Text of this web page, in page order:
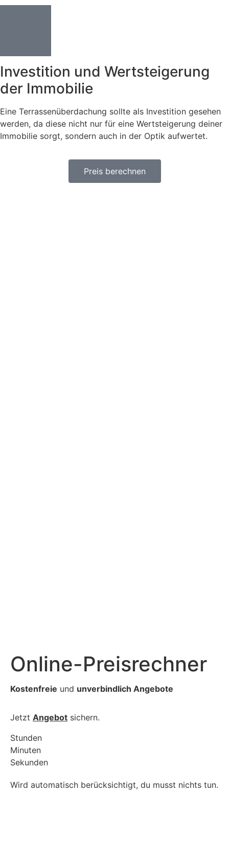
Investition und Wertsteigerung
der Immobilie
Eine Terrassenüberdachung sollte als Investition gesehen
werden, da diese nicht nur für eine Wertsteigerung deiner
Immobilie sorgt, sondern auch in der Optik aufwertet.
Preis berechnen
Online-Preisrechner
Kostenfreie und unverbindlich Angebote
Jetzt Angebot sichern.
Stunden
Minuten
Sekunden
Wird automatisch berücksichtigt, du musst nichts tun.